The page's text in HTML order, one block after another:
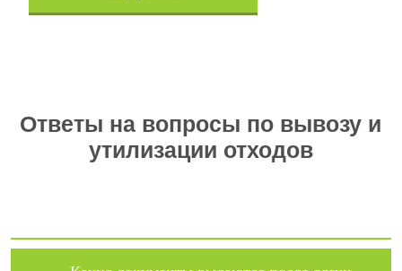
Ответы на вопросы по вывозу и
утилизации отходов